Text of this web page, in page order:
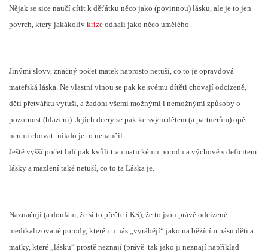
Nějak se sice naučí cítit k děťátku něco jako (povinnou) lásku, ale je to jen
povrch, který jakákoliv krize odhalí jako něco umělého.
Jinými slovy, značný počet matek naprosto netuší, co to je opravdová
mateřská láska. Ne vlastní vinou se pak ke svému dítěti chovají odcizeně,
děti přetvářku vytuší, a žadoní všemi možnými i nemožnými způsoby o
pozornost (hlazení). Jejich dcery se pak ke svým dětem (a partnerům) opět
neumí chovat: nikdo je to nenaučil.
Ještě vyšší počet lidí pak kvůli traumatickému porodu a výchově s deficitem
lásky a mazlení také netuší, co to ta Láska je.
Naznačuji (a doufám, že si to přečte i KS), že to jsou právě odcizené
medikalizované porody, které i u nás „vyrábějí“ jako na běžícím pásu děti a
matky, které „lásku“ prostě neznají (právě tak jako ji neznají například